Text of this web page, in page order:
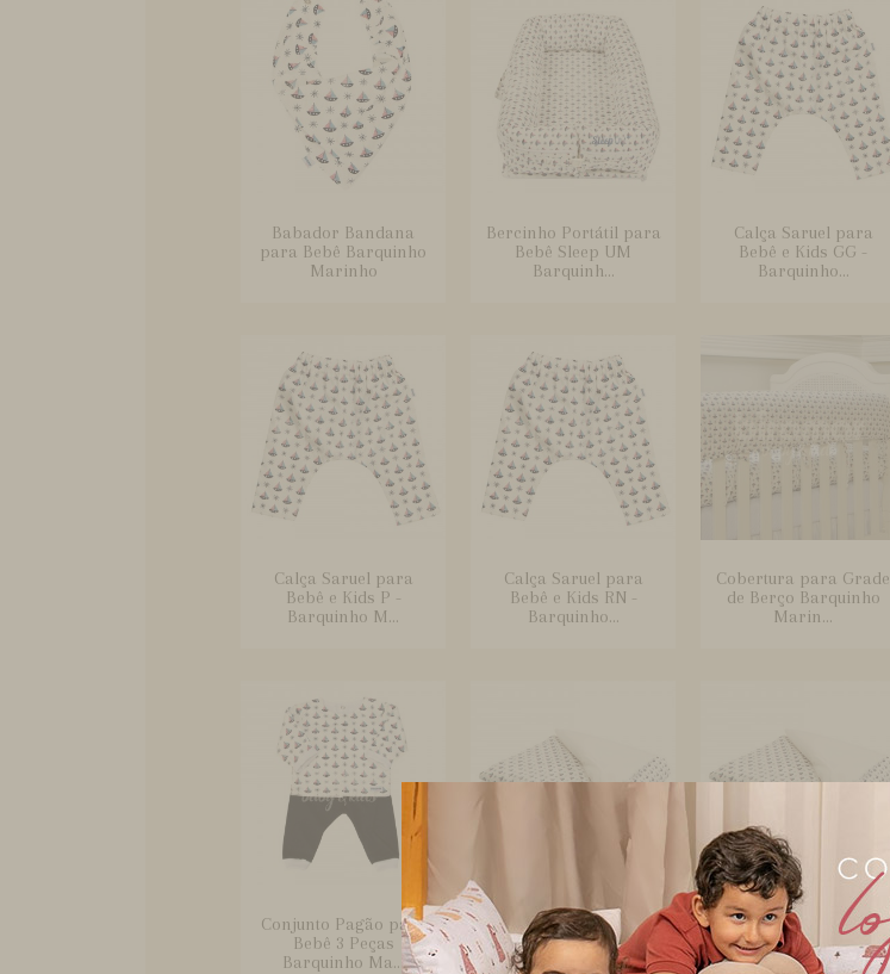
Babador Bandana
para Bebê Barquinho
Marinho
Bercinho Portátil para
Bebê Sleep UM
Barquinh...
Calça Saruel para
Bebê e Kids GG -
Barquinho...
Calça Saruel para
Bebê e Kids P -
Barquinho M...
Calça Saruel para
Bebê e Kids RN -
Barquinho...
Cobertura para Grade
de Berço Barquinho
Marin...
Conjunto Pagão para
Bebê 3 Peças
Barquinho Ma...
Edredom de Berço
Estampa Dupla Face e
Duvet B...
Edredom de Mini
Cama Dupla Face e
Duvet Estam...